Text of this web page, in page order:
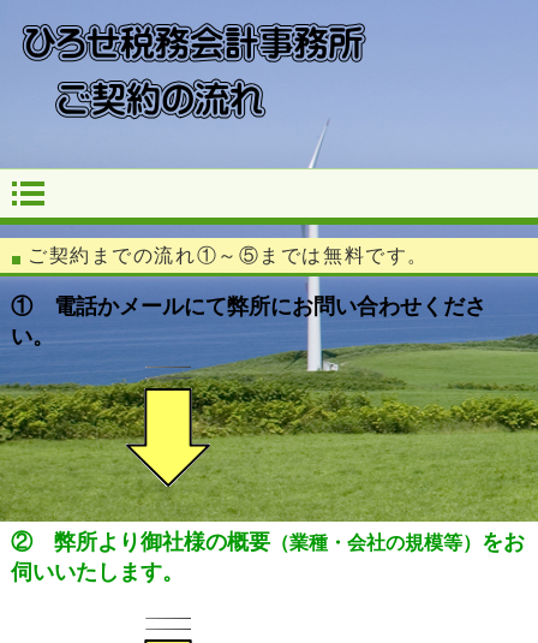
ご契約までの流れ①～⑤までは無料です。
① 電話かメールにて弊所にお問い合わせくださ
い。
② 弊所より御社様の概要（業種・会社の規模等） をお
伺いいたします。